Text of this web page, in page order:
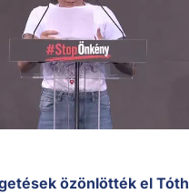
özönlötték el Tóth